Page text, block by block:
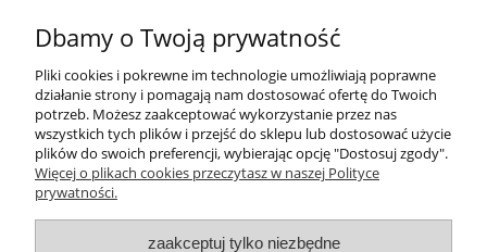
Pomoc
Moje konto
Dbamy o Twoją prywatność
Pliki cookies i pokrewne im technologie umożliwiają poprawne
działanie strony i pomagają nam dostosować ofertę do Twoich
potrzeb. Możesz zaakceptować wykorzystanie przez nas
wszystkich tych plików i przejść do sklepu lub dostosować użycie
plików do swoich preferencji, wybierając opcję "Dostosuj zgody".
Więcej o plikach cookies przeczytasz w naszej Polityce
prywatności.
zaakceptuj tylko niezbędne